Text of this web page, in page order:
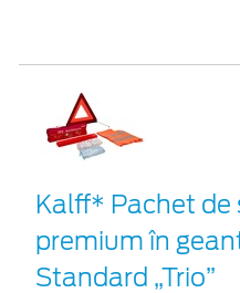
Kalff* Pachet de
premium în
Standard „Trio”